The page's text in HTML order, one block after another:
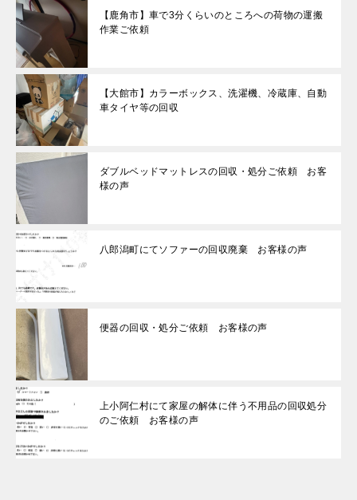
【鹿角市】車で3分くらいのところへの荷物の運搬
作業ご依頼
【大館市】カラーボックス、洗濯機、冷蔵庫、自動
車タイヤ等の回収
ダブルベッドマットレスの回収・処分ご依頼 お客
様の声
八郎潟町にてソファーの回収廃棄 お客様の声
便器の回収・処分ご依頼 お客様の声
上小阿仁村にて家屋の解体に伴う不用品の回収処分
のご依頼 お客様の声